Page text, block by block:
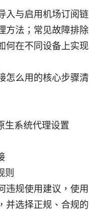
入与启用机场订阅链
方法；常见故障排除
何在不同设备上实现
怎么用的核心步骤清
生系统代理设置
则
违规使用建议，使用
并选择正规、合规的